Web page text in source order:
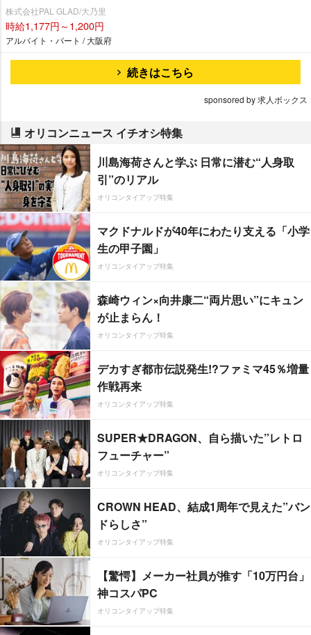
株式会社PAL GLAD/大乃里
時給1,177円～1,200円
アルバイト・パート / 大阪府
続きはこちら
sponsored by 求人ボックス
オリコンニュース イチオシ特集
川島海荷さんと学ぶ 日常に潜む“人身取
引”のリアル
オリコンタイアップ特集
マクドナルドが40年にわたり支える「小学
生の甲子園」
オリコンタイアップ特集
森崎ウィン×向井康二“両片思い”にキュン
が止まらん！
オリコンタイアップ特集
デカすぎ都市伝説発生!?ファミマ45％増量
作戦再来
オリコンタイアップ特集
SUPER★DRAGON、自ら描いた”レトロ
フューチャー”
オリコンタイアップ特集
CROWN HEAD、結成1周年で見えた”バン
ドらしさ”
オリコンタイアップ特集
【驚愕】メーカー社員が推す「10万円台」
神コスパPC
オリコンタイアップ特集